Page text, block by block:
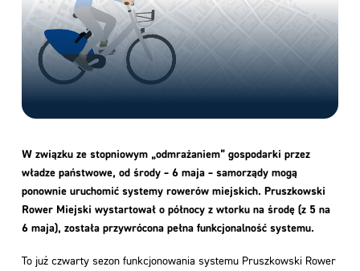
W związku ze stopniowym „odmrażaniem” gospodarki przez
władze państwowe, od środy – 6 maja – samorządy mogą
ponownie uruchomić systemy rowerów miejskich. Pruszkowski
Rower Miejski wystartował o północy z wtorku na środę (z 5 na
6 maja), została przywrócona pełna funkcjonalność systemu.
To już czwarty sezon funkcjonowania systemu Pruszkowski Rower